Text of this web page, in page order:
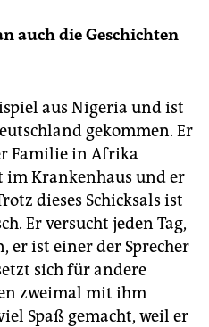
auch die Geschichten
aus Nigeria und ist
gekommen. Er
Familie in Afrika
im Krankenhaus und er
dieses Schicksals ist
Er versucht jeden Tag,
er ist einer der Sprecher
sich für andere
zweimal mit ihm
Spaß gemacht, weil er